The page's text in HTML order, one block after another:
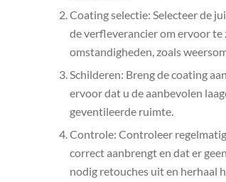
Coating selectie: Selecteer de
de verfleverancier om ervoor
omstandigheden, zoals
Schilderen: Breng de coating
ervoor dat u de aanbevolen
geventileerde ruimte.
Controle: Controleer
correct aanbrengt en dat er
nodig retouches uit en herhaal